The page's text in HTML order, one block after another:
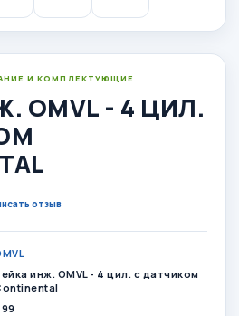
И КОМПЛЕКТУЮЩИЕ
OMVL - 4 ЦИЛ.
отзыв
инж. OMVL - 4 цил. с датчиком